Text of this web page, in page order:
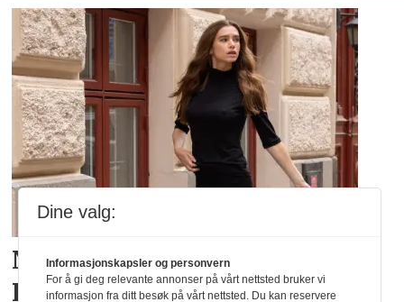
Nytt merke hos Moxtex:
Residus
Dine valg:
Informasjonskapsler og personvern
For å gi deg relevante annonser på vårt nettsted bruker vi
informasjon fra ditt besøk på vårt nettsted. Du kan reservere